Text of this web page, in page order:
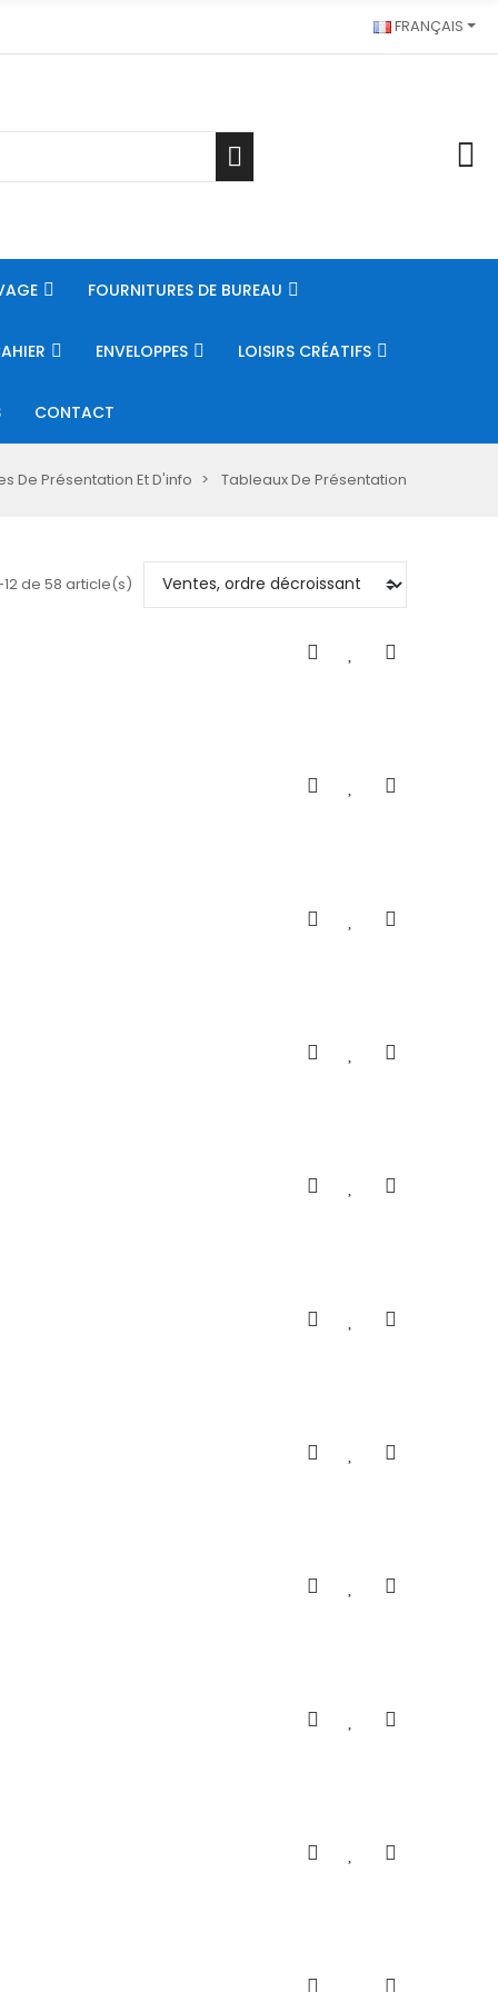
FRANÇAIS
FOURNITURES DE BUREAU
ENVELOPPES LOISIRS CRÉATIFS
CONTACT
De Présentation Et D'info Tableaux De Présentation
de 58 article(s)